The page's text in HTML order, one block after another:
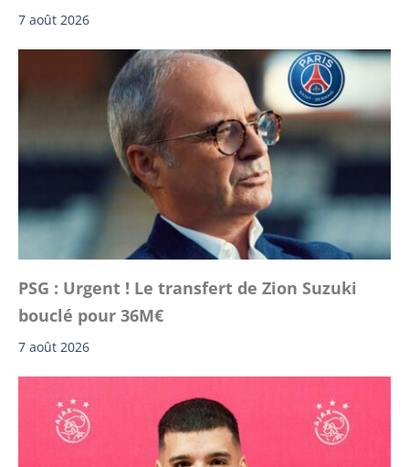
7 août 2026
PSG : Urgent ! Le transfert de Zion Suzuki
bouclé pour 36M€
7 août 2026